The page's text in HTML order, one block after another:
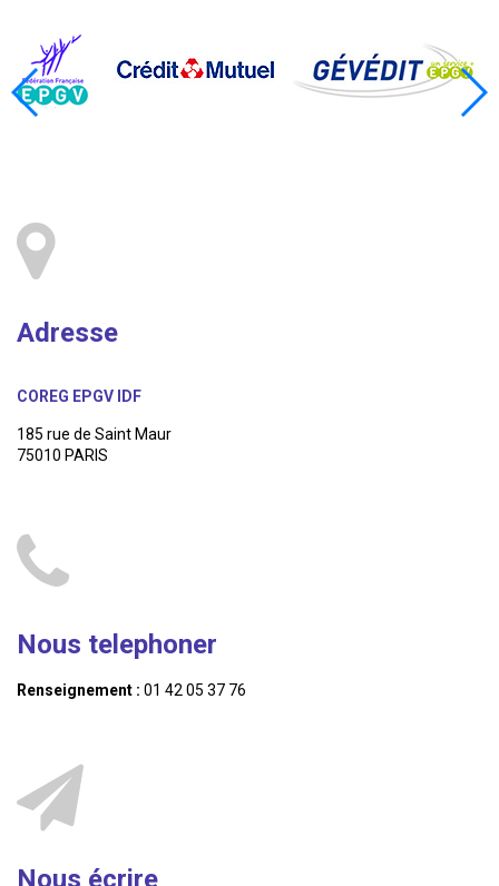
Adresse
COREG EPGV IDF
185 rue de Saint Maur
75010 PARIS
Nous telephoner
Renseignement : 01 42 05 37 76
Nous écrire